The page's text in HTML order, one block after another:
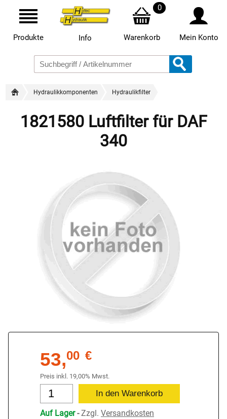
Produkte Info
0
Warenkorb Mein Konto
Hydraulikkomponenten Hydraulikfilter
1821580 Luftfilter für DAF
340
53,00 €
Preis inkl. 19,00% Mwst.
Auf Lager-Zzgl. Versandkosten